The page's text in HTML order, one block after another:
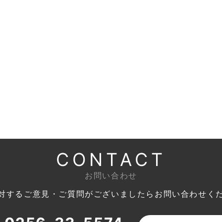
CONTACT
お問い合わせ
するご意見・ご質問がございましたら お問い合わせく